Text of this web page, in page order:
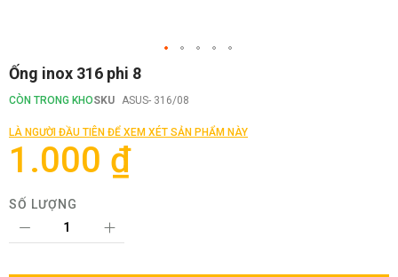
Chuyển
đến
phần
của
thư
hình
Ống inox 316 phi 8
CÒN TRONG KHOSKU ASUS- 316/08
LÀ NGƯỜI ĐẦU TIÊN ĐỂ XEM XÉT SẢN PHẨM NÀY
1.000 ₫
SỐ LƯỢNG